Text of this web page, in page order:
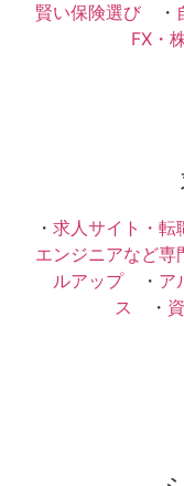
賢い保険選び ・
FX・
・ 求人サイト・転
エンジニアなど専
ルアップ・ ア
ス ・